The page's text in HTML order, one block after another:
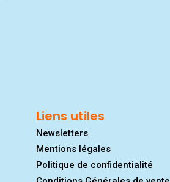
Liens utiles
Newsletters
Mentions légales
Politique de confidentialité